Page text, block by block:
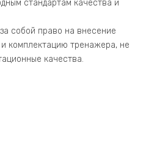
стандартам качества и
собой право на внесение
комплектацию тренажера, не
качества.